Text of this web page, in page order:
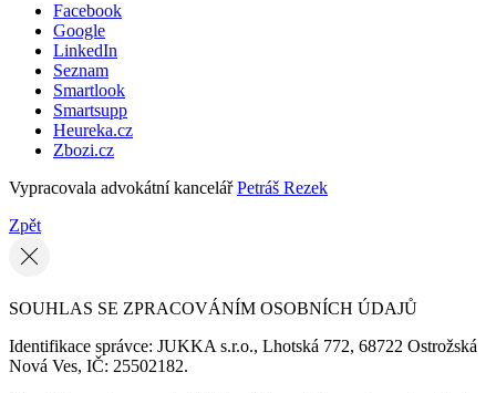
Facebook
Google
LinkedIn
Seznam
Smartlook
Smartsupp
Heureka.cz
Zbozi.cz
Vypracovala advokátní kancelářPetráš Rezek
Zpět
SOUHLAS SE ZPRACOVÁNÍM OSOBNÍCH ÚDAJŮ
Identifikace správce: JUKKA s.r.o., Lhotská 772, 68722 Ostrožská
Nová Ves, IČ: 25502182.